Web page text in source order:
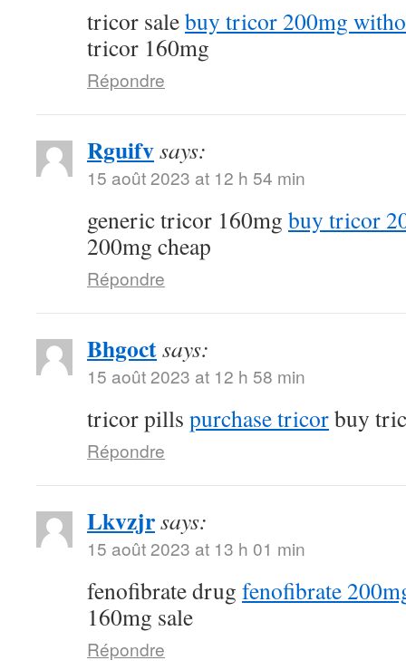
tricor salebuy tricor 200mg
tricor 160mg
Répondre
Rguifvsays:
15 août 2023 at 12 h 54 min
generic tricor 160mg buy tricor
200mg cheap
Répondre
Bhgoctsays:
15 août 2023 at 12 h 58 min
tricor pills purchase tricorbuy
Répondre
Lkvzjrsays:
15 août 2023 at 13 h 01 min
fenofibrate drug fenofibrate
160mg sale
Répondre